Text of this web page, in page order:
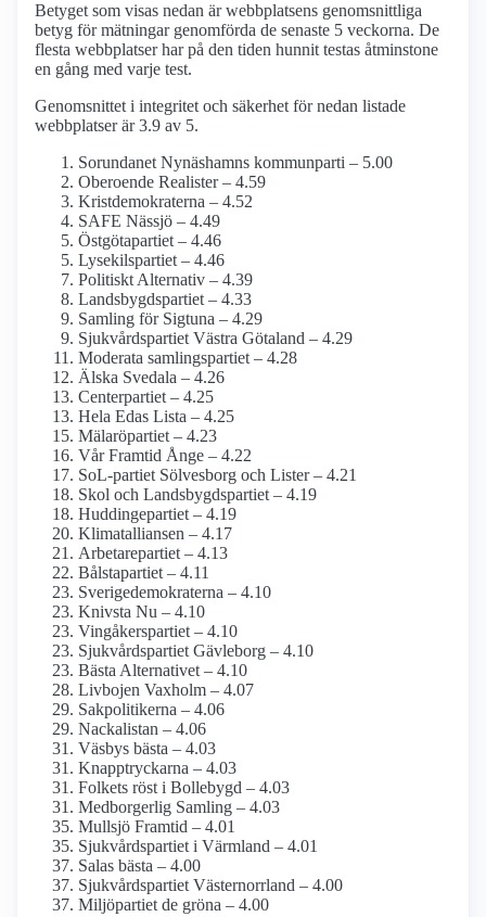
Betyget som visas nedan är webbplatsens genomsnittliga
betyg för mätningar genomförda de senaste 5 veckorna. De
flesta webbplatser har på den tiden hunnit testas åtminstone
en gång med varje test.
Genomsnittet i integritet och säkerhet för nedan listade
webbplatser är 3.9 av 5.
Sorundanet Nynäshamns kommunparti – 5.00
Oberoende Realister – 4.59
Kristdemokraterna – 4.52
SAFE Nässjö – 4.49
Östgötapartiet – 4.46
Lysekilspartiet – 4.46
Politiskt Alternativ – 4.39
Landsbygdspartiet – 4.33
Samling för Sigtuna – 4.29
Sjukvårdspartiet Västra Götaland – 4.29
Moderata samlingspartiet – 4.28
Älska Svedala – 4.26
Centerpartiet – 4.25
Hela Edas Lista – 4.25
Mälaröpartiet – 4.23
Vår Framtid Ånge – 4.22
SoL-partiet Sölvesborg och Lister – 4.21
Skol och Landsbygdspartiet – 4.19
Huddingepartiet – 4.19
Klimatalliansen – 4.17
Arbetarepartiet – 4.13
Bålstapartiet – 4.11
Sverige­demokraterna – 4.10
Knivsta Nu – 4.10
Vingåkerspartiet – 4.10
Sjukvårds­partiet Gävleborg – 4.10
Bästa Alternativet – 4.10
Livbojen Vaxholm – 4.07
Sakpolitikerna – 4.06
Nackalistan – 4.06
Väsbys bästa – 4.03
Knapptryckarna – 4.03
Folkets röst i Bollebygd – 4.03
Medborgerlig Samling – 4.03
Mullsjö Framtid – 4.01
Sjukvårdspartiet i Värmland – 4.01
Salas bästa – 4.00
Sjukvårdspartiet Västernorrland – 4.00
Miljöpartiet de gröna – 4.00